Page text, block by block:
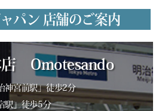
パン 店舗のご案内
店 Omotesando
神宮前駅」徒歩2分
駅」徒歩5分